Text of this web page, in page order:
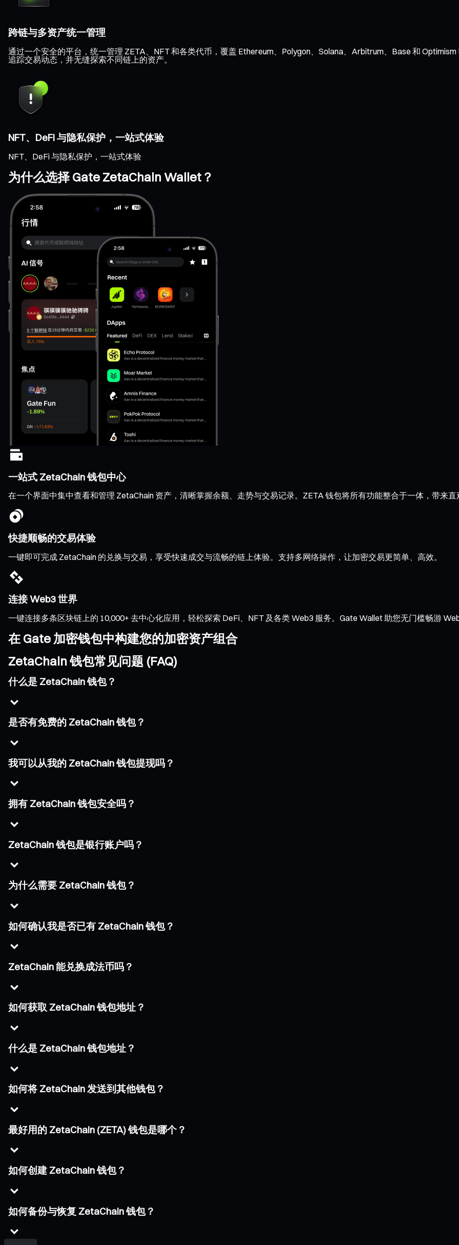
跨链与多资产统一管理
通过一个安全的平台，统一管理 ZETA、NFT 和各类代币，覆盖 Ethereum、Polygon、Solana、Arbitrum、Base 和
追踪交易动态，并无缝探索不同链上的资产。
NFT、DeFi 与隐私保护，一站式体验
NFT、DeFi 与隐私保护，一站式体验
为什么选择 Gate ZetaChain Wallet？
一站式 ZetaChain 钱包中心
在一个界面中集中查看和管理 ZetaChain 资产，清晰掌握余额、走势与交易记录。ZETA 钱包将所有功能整合于一体，带来直
快捷顺畅的交易体验
一键即可完成 ZetaChain 的兑换与交易，享受快速成交与流畅的链上体验。支持多网络操作，让加密交易更简单、高效。
连接 Web3 世界
一键连接多条区块链上的 10,000+ 去中心化应用，轻松探索 DeFi、NFT 及各类 Web3 服务。Gate Wallet 助您无门槛畅游
在 Gate 加密钱包中构建您的加密资产组合
ZetaChain 钱包常见问题 (FAQ)
什么是 ZetaChain 钱包？
是否有免费的 ZetaChain 钱包？
我可以从我的 ZetaChain 钱包提现吗？
拥有 ZetaChain 钱包安全吗？
ZetaChain 钱包是银行账户吗？
为什么需要 ZetaChain 钱包？
如何确认我是否已有 ZetaChain 钱包？
ZetaChain 能兑换成法币吗？
如何获取 ZetaChain 钱包地址？
什么是 ZetaChain 钱包地址？
如何将 ZetaChain 发送到其他钱包？
最好用的 ZetaChain (ZETA) 钱包是哪个？
如何创建 ZetaChain 钱包？
如何备份与恢复 ZetaChain 钱包？